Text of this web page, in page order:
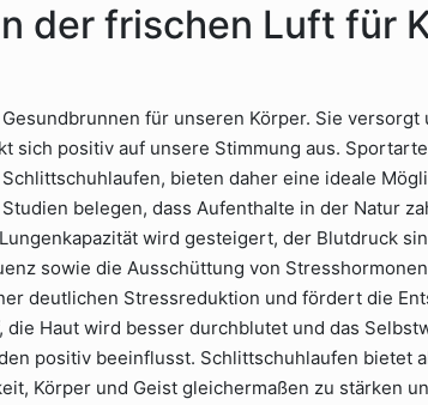
der frischen Luft für
für unseren Körper. Sie versorgt
sich positiv auf unsere Stimmung aus.
bieten daher eine ideale
belegen, dass Aufenthalte in der Natur
wird gesteigert, der Blutdruck
sowie die Ausschüttung von
deutlichen Stressreduktion und fördert die
die Haut wird besser durchblutet und das
positiv beeinflusst. Schlittschuhlaufen bietet
Körper und Geist gleichermaßen zu stärken